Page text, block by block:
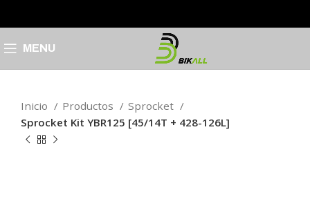
MENU
Inicio Productos
Sprocket
Sprocket Kit YBR125 [45/14T + 428-126L]